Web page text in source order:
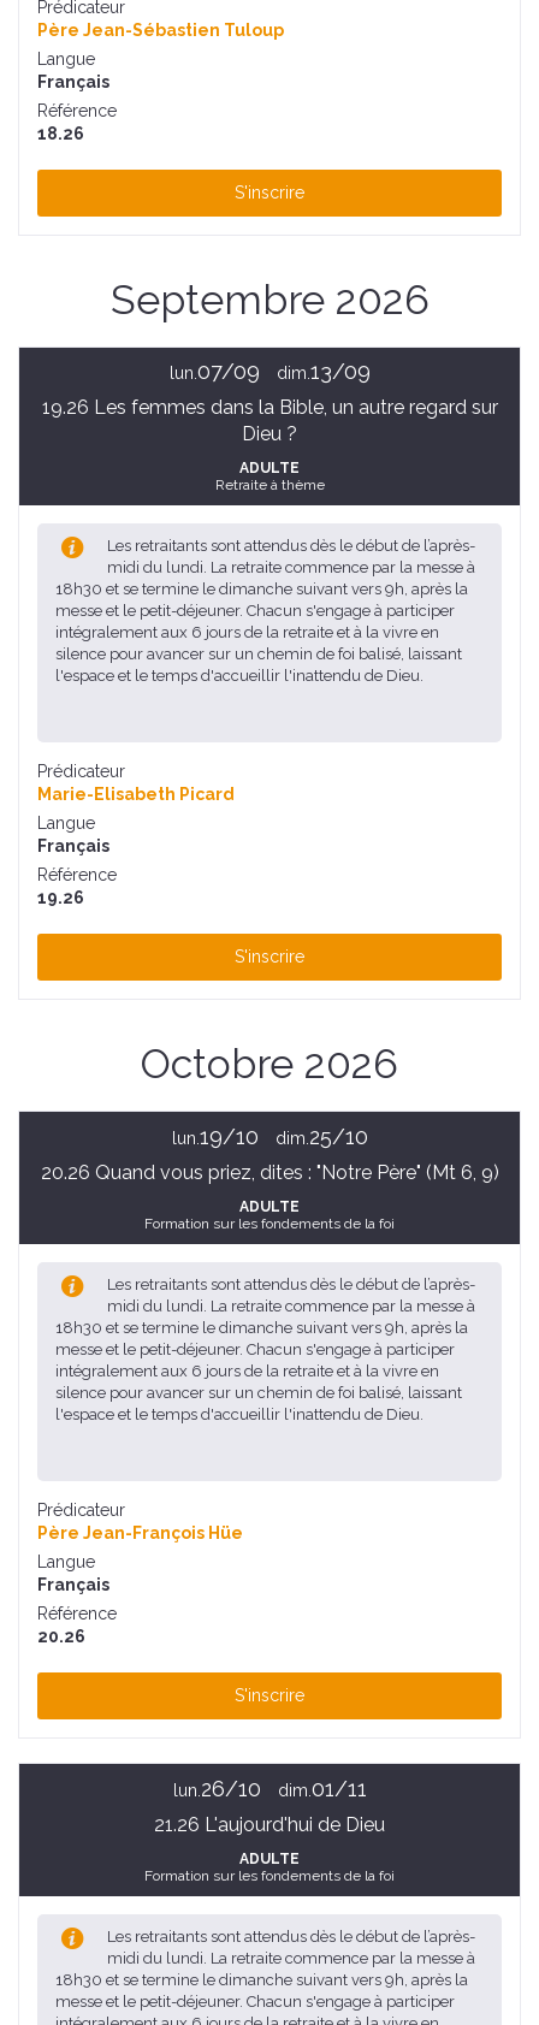
Prédicateur
Père Jean-Sébastien Tuloup
Langue
Français
Référence
18.26
S'inscrire
Septembre 2026
lun.07/09 dim.13/09
19.26 Les femmes dans la Bible, un autre regard sur
Dieu ?
ADULTE
Retraite à thème
Les retraitants sont attendus dès le début de l’après-
midi du lundi. La retraite commence par la messe à
18h30 et se termine le dimanche suivant vers 9h, après la
messe et le petit-déjeuner. Chacun s'engage à participer
intégralement aux 6 jours de la retraite et à la vivre en
silence pour avancer sur un chemin de foi balisé, laissant
l'espace et le temps d'accueillir l'inattendu de Dieu.
Prédicateur
Marie-Elisabeth Picard
Langue
Français
Référence
19.26
S'inscrire
Octobre 2026
lun.19/10 dim.25/10
20.26 Quand vous priez, dites : "Notre Père" (Mt 6, 9)
ADULTE
Formation sur les fondements de la foi
Les retraitants sont attendus dès le début de l’après-
midi du lundi. La retraite commence par la messe à
18h30 et se termine le dimanche suivant vers 9h, après la
messe et le petit-déjeuner. Chacun s'engage à participer
intégralement aux 6 jours de la retraite et à la vivre en
silence pour avancer sur un chemin de foi balisé, laissant
l'espace et le temps d'accueillir l'inattendu de Dieu.
Prédicateur
Père Jean-François Hüe
Langue
Français
Référence
20.26
S'inscrire
lun. 26/10 dim. 01/11
21.26 L'aujourd'hui de Dieu
ADULTE
Formation sur les fondements de la foi
Les retraitants sont attendus dès le début de l’après-
midi du lundi. La retraite commence par la messe à
18h30 et se termine le dimanche suivant vers 9h, après la
messe et le petit-déjeuner. Chacun s'engage à participer